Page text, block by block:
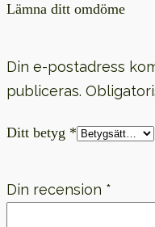
Lämna ditt omdöme
Din e-postadress
publiceras.
Ditt betyg *
Din recension *